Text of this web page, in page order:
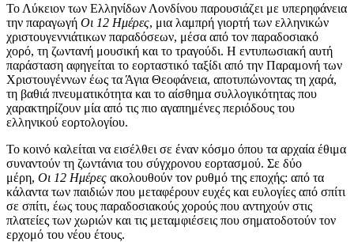
Το Λύκειον των Ελληνίδων Λονδίνου παρουσιάζει με υπερηφάνεια
την παραγωγή Οι 12 Ημέρες, μια λαμπρή γιορτή των ελληνικών
χριστουγεννιάτικων παραδόσεων, μέσα από τον παραδοσιακό
χορό, τη ζωντανή μουσική και το τραγούδι. Η εντυπωσιακή αυτή
παράσταση αφηγείται το εορταστικό ταξίδι από την Παραμονή των
Χριστουγέννων έως τα Άγια Θεοφάνεια, αποτυπώνοντας τη χαρά,
τη βαθιά πνευματικότητα και το αίσθημα συλλογικότητας που
χαρακτηρίζουν μία από τις πιο αγαπημένες περιόδους του
ελληνικού εορτολογίου.
Το κοινό καλείται να εισέλθει σε έναν κόσμο όπου τα αρχαία έθιμα
συναντούν τη ζωντάνια του σύγχρονου εορτασμού. Σε δύο
μέρη, Οι 12 Ημέρες ακολουθούν τον ρυθμό της εποχής: από τα
κάλαντα των παιδιών που μεταφέρουν ευχές και ευλογίες από σπίτι
σε σπίτι, έως τους παραδοσιακούς χορούς που αντηχούν στις
πλατείες των χωριών και τις μεταμφιέσεις που σηματοδοτούν τον
ερχομό του νέου έτους.